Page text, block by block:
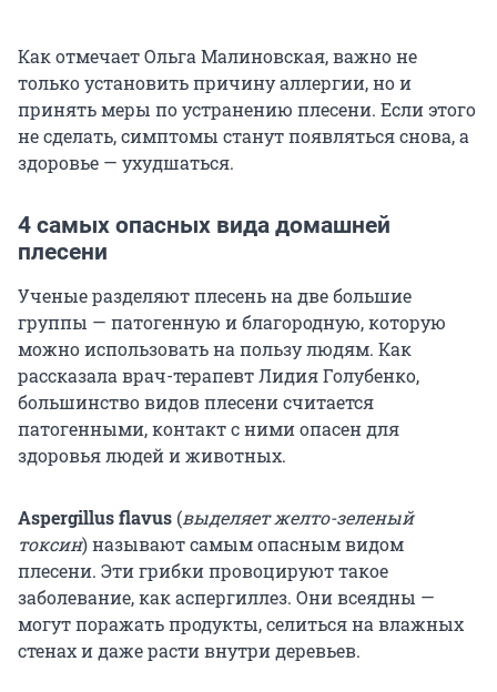
Как отмечает Ольга Малиновская, важно не
только установить причину аллергии, но и
принять меры по устранению плесени. Если этого
не сделать, симптомы станут появляться снова, а
здоровье — ухудшаться.
4 самых опасных вида домашней
плесени
Ученые разделяют плесень на две большие
группы — патогенную и благородную, которую
можно использовать на пользу людям. Как
рассказала врач-терапевт Лидия Голубенко,
большинство видов плесени считается
патогенными, контакт с ними опасен для
здоровья людей и животных.
Aspergillus flavus (выделяет желто-зеленый
токсин) называют самым опасным видом
плесени. Эти грибки провоцируют такое
заболевание, как аспергиллез. Они всеядны —
могут поражать продукты, селиться на влажных
стенах и даже расти внутри деревьев.